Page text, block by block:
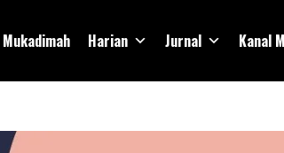
Mukadimah Harian Jurnal Kanal